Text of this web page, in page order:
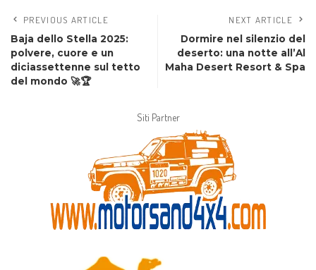
PREVIOUS ARTICLE
Baja dello Stella 2025:
polvere, cuore e un
diciassettenne sul tetto
del mondo 🚀🏆
NEXT ARTICLE
Dormire nel silenzio del
deserto: una notte all’Al
Maha Desert Resort & Spa
Siti Partner